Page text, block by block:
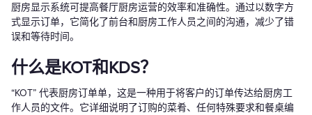
厨房显示系统可提高餐厅厨房运营的效率和准确性。通过以数字方
式显示订单，它简化了前台和厨房工作人员之间的沟通，减少了错
误和等待时间。
什么是KOT和KDS？
“KOT” 代表厨房订单单，这是一种用于将客户的订单传达给厨房工
作人员的文件。它详细说明了订购的菜肴、任何特殊要求和餐桌编